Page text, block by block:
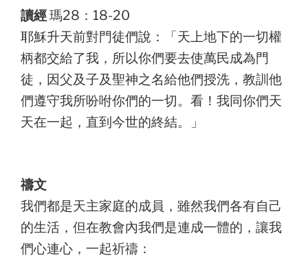
讀經瑪28：18-20
耶穌升天前對門徒們說：「天上地下的一切權
柄都交給了我，所以你們要去使萬民成為門
徒，因父及子及聖神之名給他們授洗，教訓他
們遵守我所吩咐你們的一切。看！我同你們天
天在一起，直到今世的終結。」
禱文
我們都是天主家庭的成員，雖然我們各有自己
的生活，但在教會內我們是連成一體的，讓我
們心連心，一起祈禱：